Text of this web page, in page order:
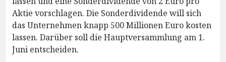
Aktie vorschlagen. Die Sonderdividende will sich
das Unternehmen knapp 500 Millionen Euro kosten
lassen. Darüber soll die Hauptversammlung am 1.
Juni entscheiden.